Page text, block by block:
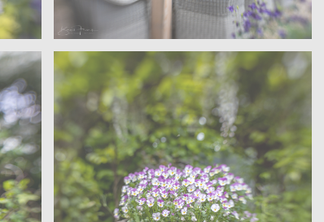
Offene Gärten – Wohngarten
Sanders – Velen